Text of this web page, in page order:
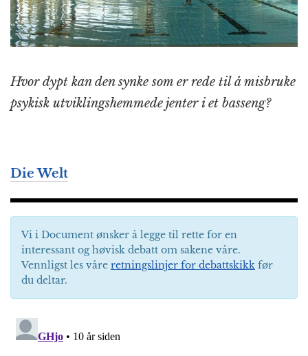
Hvor dypt kan den synke som er rede til å misbruke
psykisk utviklingshemmede jenter i et basseng?
Die Welt
Vi i Document ønsker å legge til rette for en
interessant og høvisk debatt om sakene våre.
Vennligst les våre retningslinjer for debattskikk før
du deltar.